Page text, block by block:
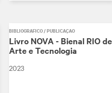
BIBLIOGRÁFICO / PUBLICAÇÃO
Livro NOVA - Bienal RIO de
Arte e Tecnologia
2023